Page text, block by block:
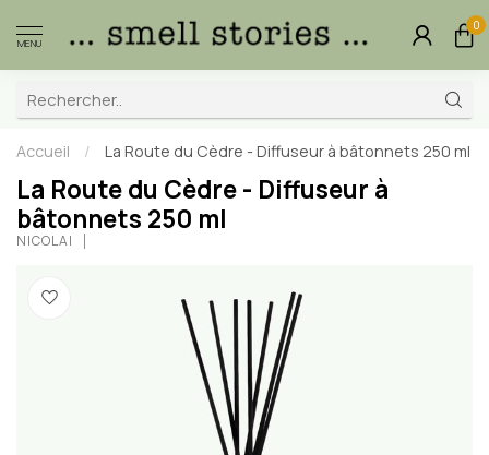
MENU
0
Accueil / La Route du Cèdre - Diffuseur à bâtonnets 250 ml
La Route du Cèdre - Diffuseur à
bâtonnets 250 ml
NICOLAÏ